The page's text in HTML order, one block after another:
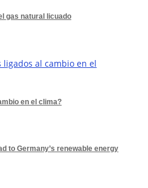
gas natural licuado
en el clima?
to Germany’s renewable energy